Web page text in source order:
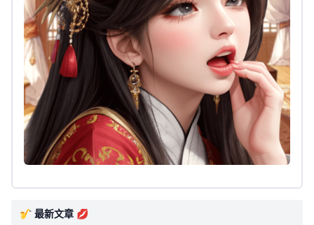
🎷 最新文章 💋